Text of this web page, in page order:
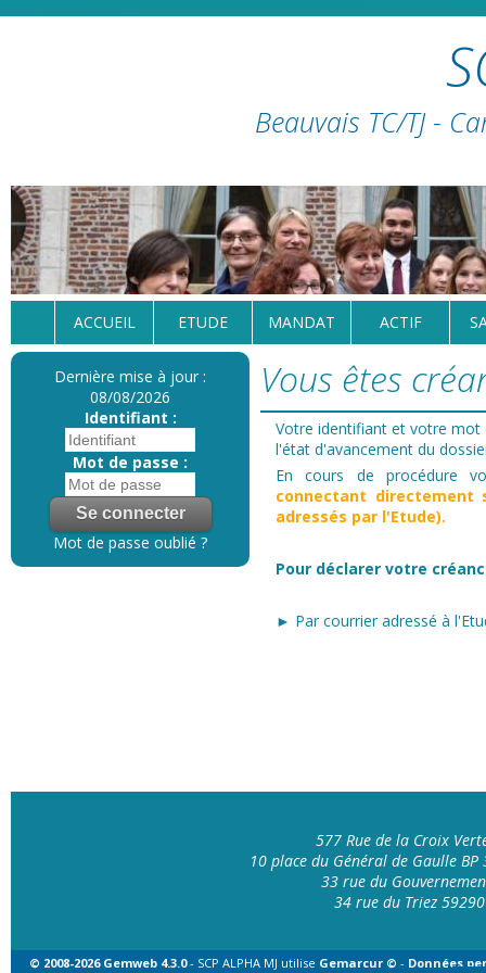
Beauvais TC/TJ -
ACCUEIL ETUDE MANDAT ACTIF
Dernière mise à jour :
08/08/2026
Identifiant :
Mot de passe :
Mot de passe oublié ?
Vous êtes
Votre identifiant et votre mot
l'état d'avancement du
En cours de procédure
connectant
adressés par l'Etude).
Pour déclarer votre
► Par courrier adressé à
577 Rue de la Croix
10 place du Général de Gaulle BP
33 rue du
34 rue du Triez 59290
© 2008-2026 Gemweb 4.3.0- SCP ALPHA MJ utilise Gemarcur © - Données